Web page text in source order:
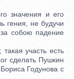
значения и его
гения, не будучи
собою падение
участь есть
сделать Пушкин
Годунова с